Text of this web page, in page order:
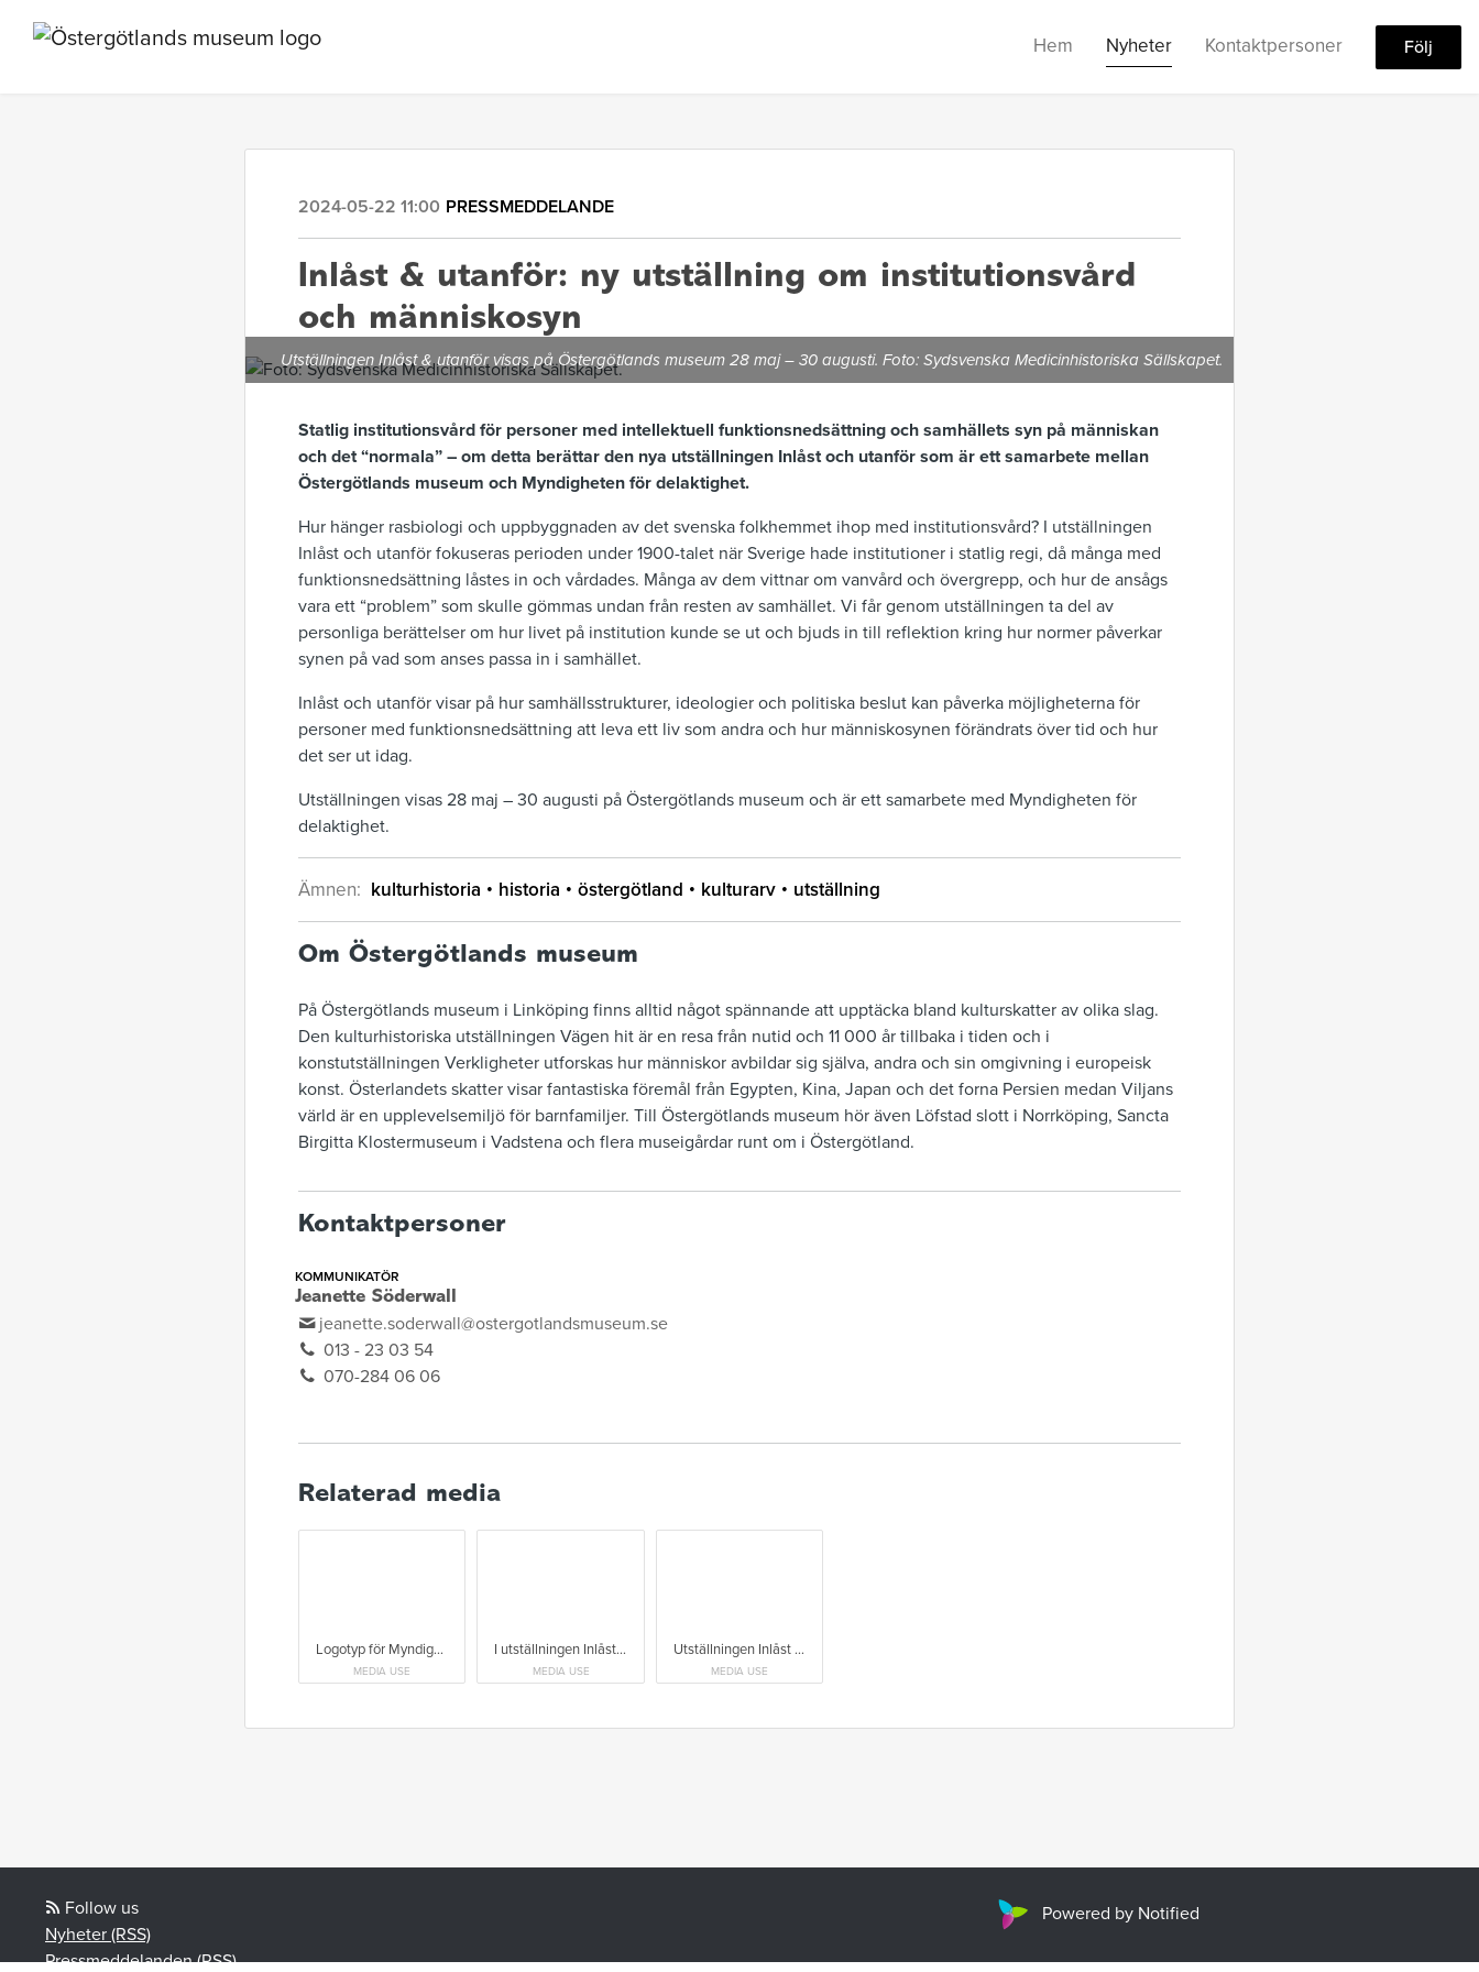
Hem Nyheter Kontaktpersoner Följ
2024-05-22 11:00 PRESSMEDDELANDE
Inlåst & utanför: ny utställning om institutionsvård
och människosyn
Utställningen Inlåst & utanför visas på Östergötlands museum 28 maj – 30 augusti. Foto: Sydsvenska Medicinhistoriska Sällskapet.
Statlig institutionsvård för personer med intellektuell funktionsnedsättning och samhällets syn på människan
och det “normala” – om detta berättar den nya utställningen Inlåst och utanför som är ett samarbete mellan
Östergötlands museum och Myndigheten för delaktighet.
Hur hänger rasbiologi och uppbyggnaden av det svenska folkhemmet ihop med institutionsvård? I utställningen
Inlåst och utanför fokuseras perioden under 1900-talet när Sverige hade institutioner i statlig regi, då många med
funktionsnedsättning låstes in och vårdades. Många av dem vittnar om vanvård och övergrepp, och hur de ansågs
vara ett “problem” som skulle gömmas undan från resten av samhället. Vi får genom utställningen ta del av
personliga berättelser om hur livet på institution kunde se ut och bjuds in till reflektion kring hur normer påverkar
synen på vad som anses passa in i samhället.
Inlåst och utanför visar på hur samhällsstrukturer, ideologier och politiska beslut kan påverka möjligheterna för
personer med funktionsnedsättning att leva ett liv som andra och hur människosynen förändrats över tid och hur
det ser ut idag.
Utställningen visas 28 maj – 30 augusti på Östergötlands museum och är ett samarbete med Myndigheten för
delaktighet.
Ämnen: kulturhistoria historia östergötland kulturarv utställning
Om Östergötlands museum
På Östergötlands museum i Linköping finns alltid något spännande att upptäcka bland kulturskatter av olika slag.
Den kulturhistoriska utställningen Vägen hit är en resa från nutid och 11 000 år tillbaka i tiden och i
konstutställningen Verkligheter utforskas hur människor avbildar sig själva, andra och sin omgivning i europeisk
konst. Österlandets skatter visar fantastiska föremål från Egypten, Kina, Japan och det forna Persien medan Viljans
värld är en upplevelsemiljö för barnfamiljer. Till Östergötlands museum hör även Löfstad slott i Norrköping, Sancta
Birgitta Klostermuseum i Vadstena och flera museigårdar runt om i Östergötland.
Kontaktpersoner
KOMMUNIKATÖR
Jeanette Söderwall
jeanette.soderwall@ostergotlandsmuseum.se
013 - 23 03 54
070-284 06 06
Relaterad media
Logotyp för Myndigheten för delaktighet.
MEDIA USE
I utställningen Inlåst och utanför fokuseras perioden under 1900-talet när Sverige hade institutioner i statlig regi
MEDIA USE
Utställningen Inlåst och utanför handlar om den statliga institutionsvård för funktionsnedsatta som bedrevs en lång period under 1900-talet.
MEDIA USE
Follow us
Nyheter (RSS)
Pressmeddelanden (RSS)
Powered by Notified